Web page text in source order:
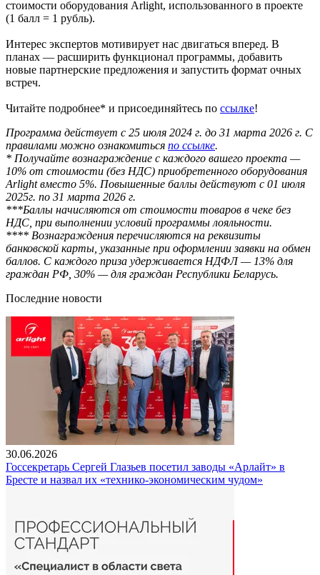
стоимости оборудования Arlight, использованного в проекте
(1 балл = 1 рубль).
Интерес экспертов мотивирует нас двигаться вперед. В
планах — расширить функционал программы, добавить
новые партнерские предложения и запустить формат очных
встреч.
Читайте подробнее* и присоединяйтесь по ссылке!
Программа действует с 25 июля 2024 г. до 31 марта 2026 г. С
правилами можно ознакомиться по ссылке.
* Получайте вознаграждение с каждого вашего проекта —
10% от стоимости (без НДС) приобретенного оборудования
Arlight вместо 5%. Повышенные баллы действуют с 01 июля
2025г. по 31 марта 2026 г.
***Баллы начисляются от стоимости товаров в чеке без
НДС, при выполнении условий программы лояльности.
**** Вознаграждения перечисляются на реквизиты
банковской карты, указанные при оформлении заявки на обмен
баллов. С каждого приза удерживается НДФЛ — 13% для
граждан РФ, 30% — для граждан Республики Беларусь.
Последние новости
30.06.2026
Госсекретарь Сергей Глазьев посетил заводы «Арлайт» в
Бресте и назвал их «технико-экономическим чудом»